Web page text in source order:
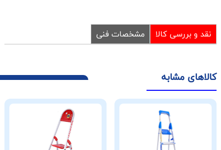
نقد و بررسی کالا مشخصات فنی
کالاهای مشابه